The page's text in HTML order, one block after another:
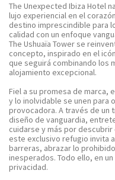
The Unexpected Ibiza Hotel
lujo experiencial en el
destino imprescindible para
calidad con un enfoque
The Ushuaïa Tower se
concepto, inspirado en el
que seguirá combinando los
alojamiento excepcional.
Fiel a su promesa de marca,
y lo inolvidable se unen para
provocadora. A través de un
diseño de vanguardia,
cuidarse y más por
este exclusivo refugio invita
barreras, abrazar lo
inesperados. Todo ello, en
privacidad.